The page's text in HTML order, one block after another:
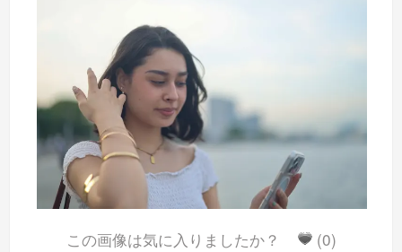
この画像は気に入りましたか？ (0)